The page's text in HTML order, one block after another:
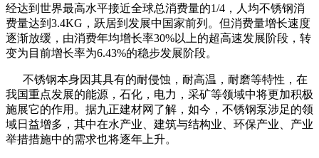
经达到世界最高水平接近全球总消费量的1/4，人均不锈钢消
费量达到3.4KG，跃居到发展中国家前列。但消费量增长速度
逐渐放缓，由消费年均增长率30%以上的超高速发展阶段，转
变为目前增长率为6.43%的稳步发展阶段。
不锈钢本身因其具有的耐侵蚀，耐高温，耐磨等特性，在
我国重点发展的能源，石化，电力，采矿等领域中将更加积极
施展它的作用。据九正建材网了解，如今，不锈钢泵涉足的领
域日益增多，其中在水产业、建筑与结构业、环保产业、产业
举措措施中的需求也将逐年上升。